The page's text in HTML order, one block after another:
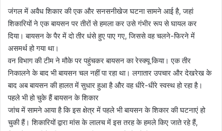
जंगल में अवैध शिकार की एक और सनसनीखेज घटना सामने आई है, जहां
शिकारियों ने एक बायसन पर तीरों से हमला कर उसे गंभीर रूप से घायल कर
दिया। बायसन के पैर में दो तीर धंसे हुए पाए गए, जिससे वह चलने-फिरने में
असमर्थ हो गया था।
वन विभाग की टीम ने मौके पर पहुंचकर बायसन का रेस्क्यू किया। एक तीर
निकालने के बाद भी बायसन चल नहीं पा रहा था। लगातार उपचार और देखरेख के
बाद अब बायसन की हालत में सुधार हुआ है और वह धीरे-धीरे स्वस्थ हो रहा है।
पहले भी हो चुके हैं बायसन के शिकार
जांच में सामने आया है कि इस क्षेत्र में पहले भी बायसन के शिकार की घटनाएं हो
चुकी हैं। शिकारियों द्वारा मांस के लालच में इस तरह के हमले किए जाते रहे हैं,